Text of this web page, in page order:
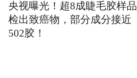
央视曝光！超8成睫毛胶样品
检出致癌物，部分成分接近
502胶！